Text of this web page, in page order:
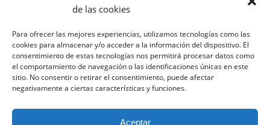
de las cookies
Para ofrecer las mejores experiencias, utilizamos tecnologías como las
cookies para almacenar y/o acceder a la información del dispositivo. El
consentimiento de estas tecnologías nos permitirá procesar datos como
el comportamiento de navegación o las identificaciones únicas en este
sitio. No consentir o retirar el consentimiento, puede afectar
negativamente a ciertas características y funciones.
Aceptar
CONTACTO
638 599 516